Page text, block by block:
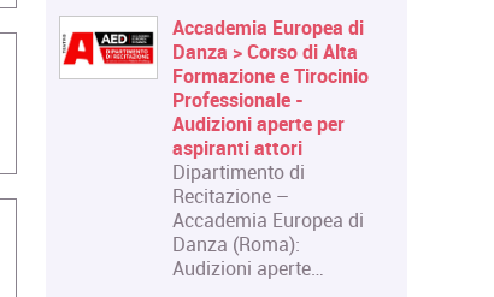
Accademia Europea di
Danza > Corso di Alta
Formazione e Tirocinio
Professionale -
Audizioni aperte per
aspiranti attori
Dipartimento di
Recitazione –
Accademia Europea di
Danza (Roma):
Audizioni aperte…